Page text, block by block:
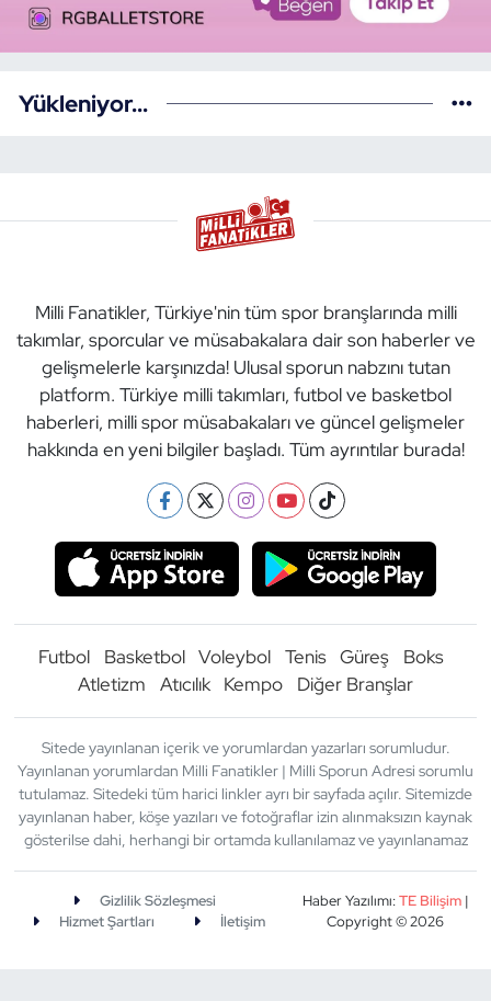
Yükleniyor...
Milli Fanatikler, Türkiye'nin tüm spor branşlarında milli
takımlar, sporcular ve müsabakalara dair son haberler ve
gelişmelerle karşınızda! Ulusal sporun nabzını tutan
platform. Türkiye milli takımları, futbol ve basketbol
haberleri, milli spor müsabakaları ve güncel gelişmeler
hakkında en yeni bilgiler başladı. Tüm ayrıntılar burada!
Futbol Basketbol Voleybol Tenis Güreş
Boks
Atletizm
Atıcılık Kempo Diğer Branşlar
Sitede yayınlanan içerik ve yorumlardan yazarları sorumludur.
Yayınlanan yorumlardan Milli Fanatikler | Milli Sporun Adresi sorumlu
tutulamaz. Sitedeki tüm harici linkler ayrı bir sayfada açılır. Sitemizde
yayınlanan haber, köşe yazıları ve fotoğraflar izin alınmaksızın kaynak
gösterilse dahi, herhangi bir ortamda kullanılamaz ve yayınlanamaz
Gizlilik Sözleşmesi
Hizmet Şartları
İletişim
Haber Yazılımı:TE Bilişim|
Copyright © 2026